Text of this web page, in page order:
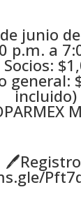
junio
p.m. a
Socios:
general:
incluido)